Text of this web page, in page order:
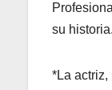
su historia.
*La actriz,